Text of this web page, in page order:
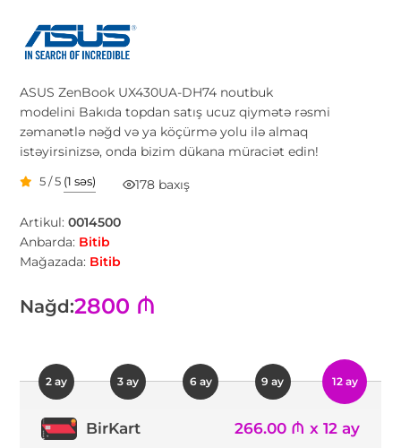
ASUS ZenBook UX430UA-DH74 noutbuk
modelini Bakıda topdan satış ucuz qiymətə rəsmi
zəmanətlə nəğd və ya köçürmə yolu ilə almaq
istəyirsinizsə, onda bizim dükana müraciət edin!
5 / 5 (1 səs) 178 baxış
Artikul:0014500
Anbarda: Bitib
Mağazada: Bitib
Nağd:2800 ₼
2 ay 3 ay 6 ay 9 ay 12 ay
BirKart 266.00 ₼ x 12 ay